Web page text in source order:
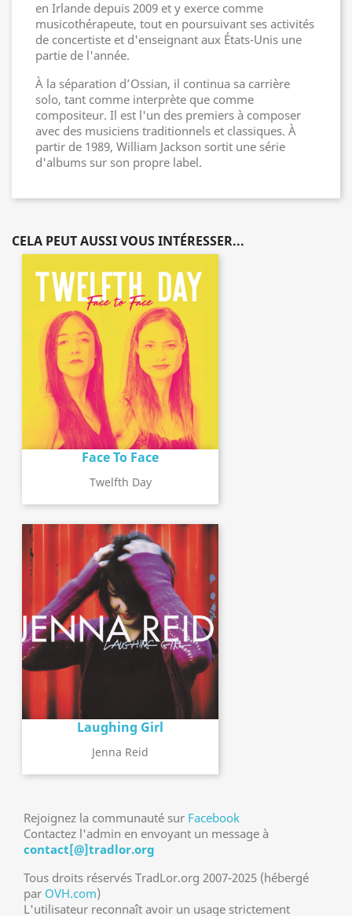
en Irlande depuis 2009 et y exerce comme
musicothérapeute, tout en poursuivant ses activités
de concertiste et d'enseignant aux États-Unis une
partie de l'année.
À la séparation d’Ossian, il continua sa carrière
solo, tant comme interprète que comme
compositeur. Il est l'un des premiers à composer
avec des musiciens traditionnels et classiques. À
partir de 1989, William Jackson sortit une série
d'albums sur son propre label.
CELA PEUT AUSSI VOUS INTÉRESSER...
Face To Face
Twelfth Day
Laughing Girl
Jenna Reid
Rejoignez la communauté sur Facebook
Contactez l'admin en envoyant un message à
contact[@]tradlor.org
Tous droits réservés TradLor.org 2007-2025 (hébergé
par OVH.com)
L'utilisateur reconnaît avoir un usage strictement